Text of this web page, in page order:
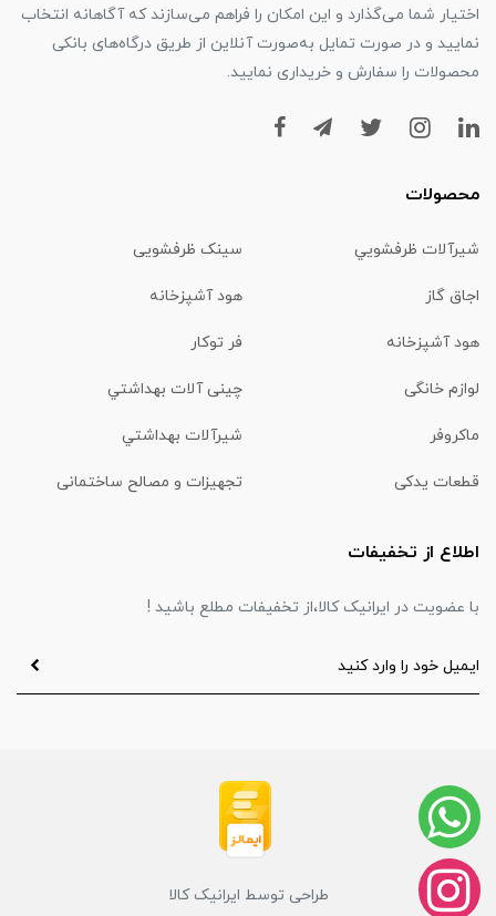
اختیار شما می‌گذارد و این امکان را فراهم می‌سازند که آگاهانه انتخاب
نمایید و در صورت تمایل به‌صورت آنلاین از طریق درگاه‌های بانکی
محصولات را سفارش و خریداری نمایید.
محصولات
شیرآلات ظرفشويي سینک ظرفشویی
اجاق گاز هود آشپزخانه
هود آشپزخانه فر توکار
لوازم خانگی چینی آلات بهداشتي
ماكروفر شیرآلات بهداشتي
قطعات یدکی تجهیزات و مصالح ساختمانی
اطلاع از تخفیفات
با عضویت در ایرانیک کالا،از تخفیفات مطلع باشید !
طراحی توسط ایرانیک کالا